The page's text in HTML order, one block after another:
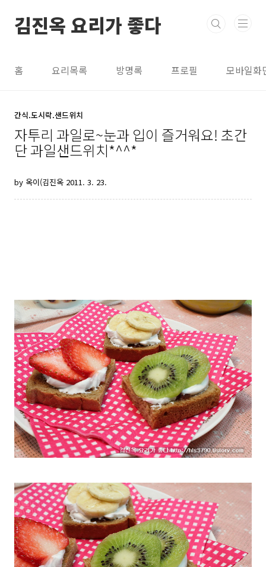
김진옥 요리가 좋다
홈 요리목록 방명록 프로필 모바일화
간식.도시락.샌드위치
자투리 과일로~눈과 입이 즐거워요! 초간
단 과일샌드위치*^^*
by 옥이(김진옥 2011. 3. 23.